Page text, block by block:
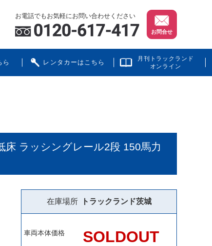
お電話でもお気軽にお問い合わせください
お問合せ
ら レンタカーはこちら
月刊トラックランド
オンライン
ラッシングレール2段 150馬力
在庫場所 トラックランド茨城
車両本体価格 SOLDOUT